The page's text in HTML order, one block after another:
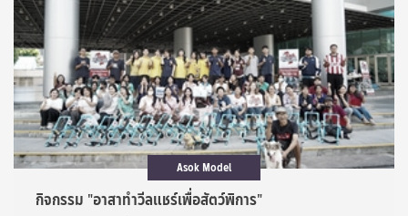
Asok Model
กิจกรรม "อาสาทำวีลแชร์เพื่อสัตว์พิการ"